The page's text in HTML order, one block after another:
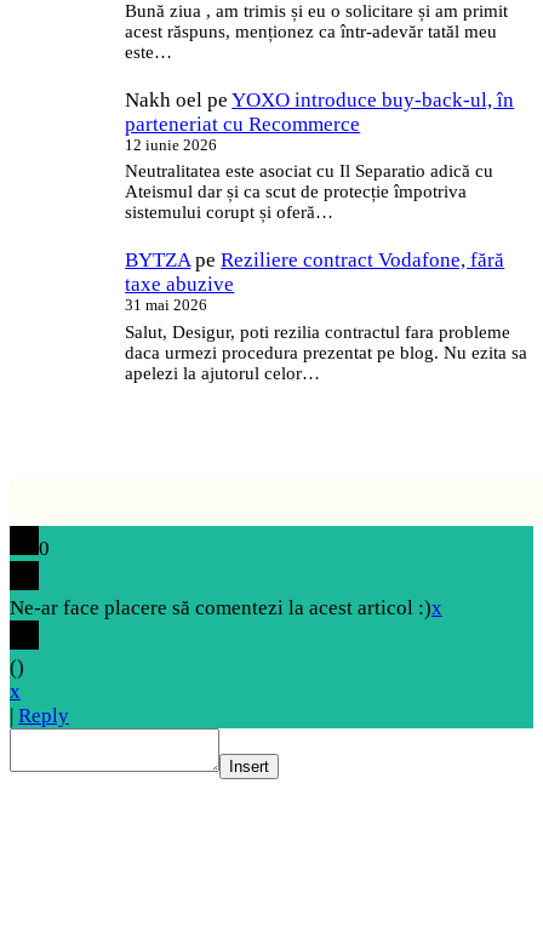
Bună ziua , am trimis și eu o solicitare și am primit
acest răspuns, menționez ca într-adevăr tatăl meu
este…
Nakh oel peYOXO introduce buy-back-ul, în
parteneriat cu Recommerce
12 iunie 2026
Neutralitatea este asociat cu Il Separatio adică cu
Ateismul dar și ca scut de protecție împotriva
sistemului corupt și oferă…
BYTZApeReziliere contract Vodafone, fără
taxe abuzive
31 mai 2026
Salut, Desigur, poti rezilia contractul fara probleme
daca urmezi procedura prezentat pe blog. Nu ezita sa
apelezi la ajutorul celor…
0
Ne-ar face placere să comentezi la acest articol :)x
()
x
Reply
Insert